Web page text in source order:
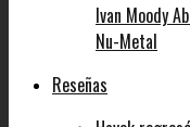
Ivan Moody
Nu-Metal
Reseñas